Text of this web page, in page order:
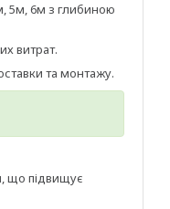
5м, 6м з глибиною
витрат.
та монтажу.
, що підвищує